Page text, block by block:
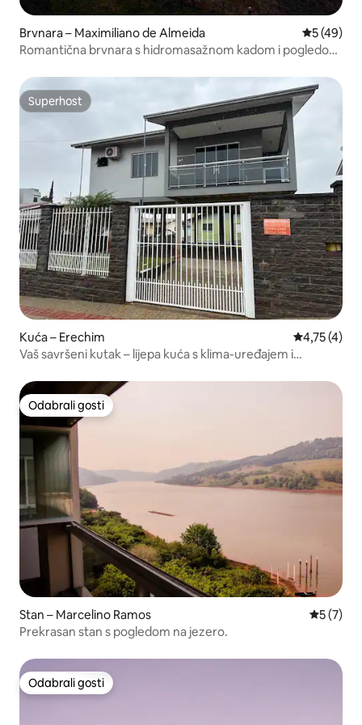
Brvnara – Maximiliano de Almeida Prosječna
5 (49)
Romantična brvnara s hidromasažnom kadom i pogledom
Superhost
Superhost
Kuća – Erechim Prosječna
4,75 (4)
Vaš savršeni kutak – lijepa kuća s klima-uređajem i
Odabrali gosti
Odabrali gosti
Stan – Marcelino Ramos
5 (7)
Prekrasan stan s pogledom na jezero.
Odabrali gosti
Odabrali gosti